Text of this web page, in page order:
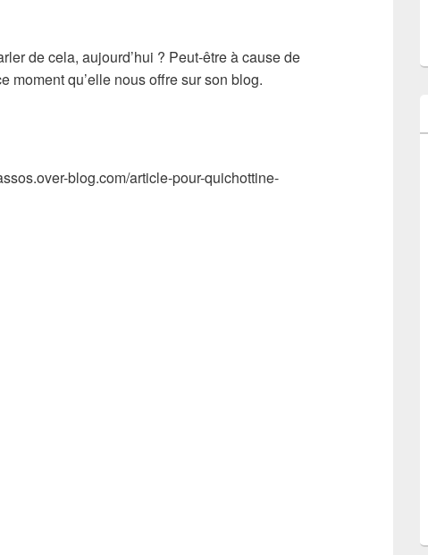
de cela, aujourd’hui ? Peut-être à cause de
moment qu’elle nous offre sur son blog.
blog.com/article-pour-quichottine-